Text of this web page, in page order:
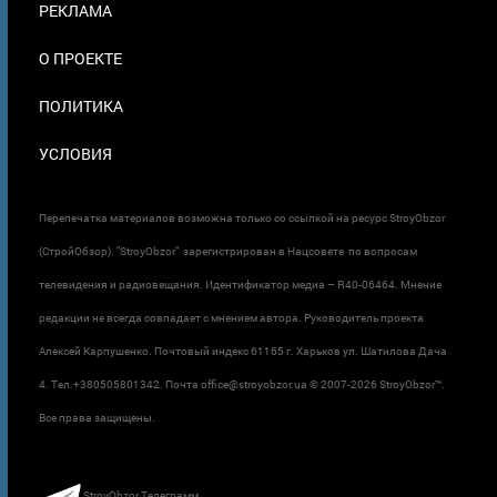
РЕКЛАМА
О ПРОЕКТЕ
ПОЛИТИКА
УСЛОВИЯ
Перепечатка материалов возможна только со ссылкой на ресурс StroyObzor
(СтройОбзор). "StroyObzor" зарегистрирован в Нацсовете по вопросам
телевидения и радиовещания. Идентификатор медиа – R40-06464. Мнение
редакции не всегда совпадает с мнением автора. Руководитель проекта
Алексей Карпушенко. Почтовый индекс 61165 г. Харьков ул. Шатилова Дача
4. Тел.+380505801342. Почта office@stroyobzor.ua © 2007-2026 StroyObzor™.
Все права защищены.